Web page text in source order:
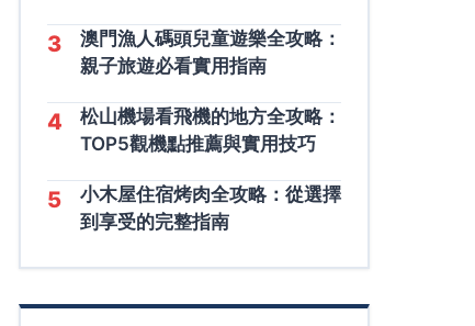
3
澳門漁人碼頭兒童遊樂全攻略：
親子旅遊必看實用指南
4
松山機場看飛機的地方全攻略：
TOP5觀機點推薦與實用技巧
5
小木屋住宿烤肉全攻略：從選擇
到享受的完整指南